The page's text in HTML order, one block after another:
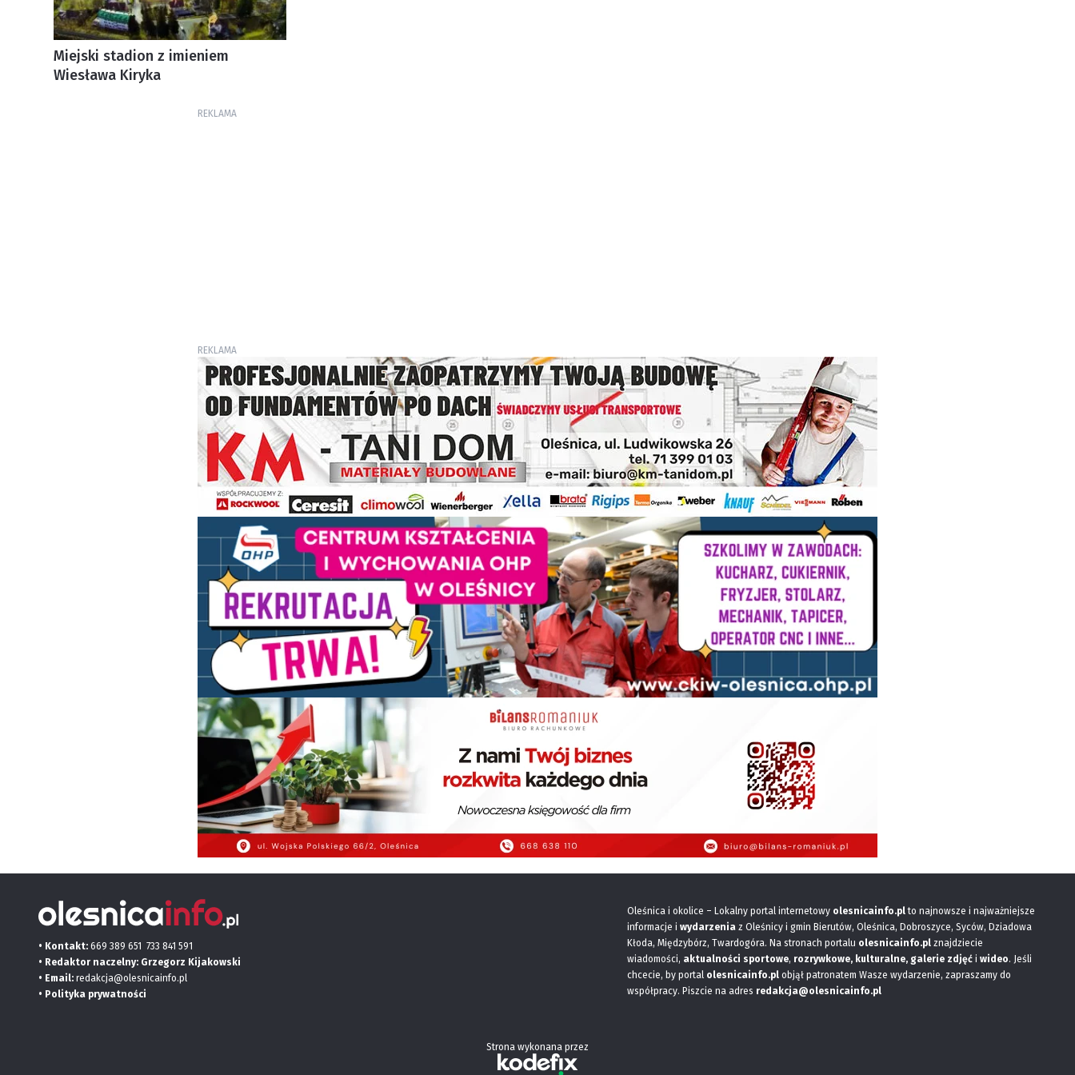
Miejski stadion z imieniem
Wiesława Kiryka
REKLAMA
REKLAMA
• Kontakt: 669 389 651 733 841 591
• Redaktor naczelny: Grzegorz Kijakowski
• Email: redakcja@olesnicainfo.pl
• Polityka prywatności
Oleśnica i okolice – Lokalny portal internetowy olesnicainfo.plto najnowsze i najważniejsze
informacje i wydarzenia z Oleśnicy i gmin Bierutów, Oleśnica, Dobroszyce, Syców, Dziadowa
Kłoda, Międzybórz, Twardogóra. Na stronach portalu olesnicainfo.pl znajdziecie
wiadomości, aktualności sportowe, rozrywkowe, kulturalne, galerie zdjęć i wideo. Jeśli
chcecie, by portal olesnicainfo.pl objął patronatem Wasze wydarzenie, zapraszamy do
współpracy. Piszcie na adres redakcja@olesnicainfo.pl
Strona wykonana przez